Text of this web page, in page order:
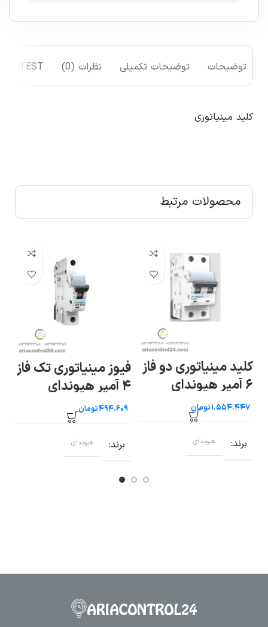
توضیحات توضیحات تکمیلی نظرات (0) TEST
کلید مینیاتوری
محصولات مرتبط
کلید مینیاتوری دو فاز
۶ آمپر هیوندای
تومان
برند هیوندای
فیوز مینیاتوری تک فاز
۴ آمپر هیوندای
تومان
برند هیوندای